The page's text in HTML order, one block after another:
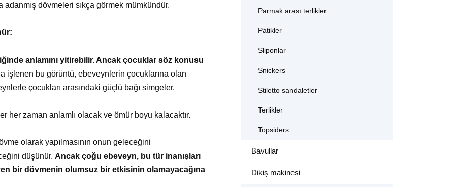
dövmeleri sıkça görmek mümkündür.
anlamını yitirebilir. Ancak çocuklar söz konusu
işlenen bu görüntü, ebeveynlerin çocuklarına olan
çocukları arasındaki güçlü bağı simgeler.
her zaman anlamlı olacak ve ömür boyu kalacaktır.
olarak yapılmasının onun geleceğini
düşünür. Ancak çoğu ebeveyn, bu tür inanışları
bir dövmenin olumsuz bir etkisinin olamayacağına
Parmak arası terlikler
Patikler
Sliponlar
Snickers
Stiletto sandaletler
Terlikler
Topsiders
Bavullar
Dikiş makinesi